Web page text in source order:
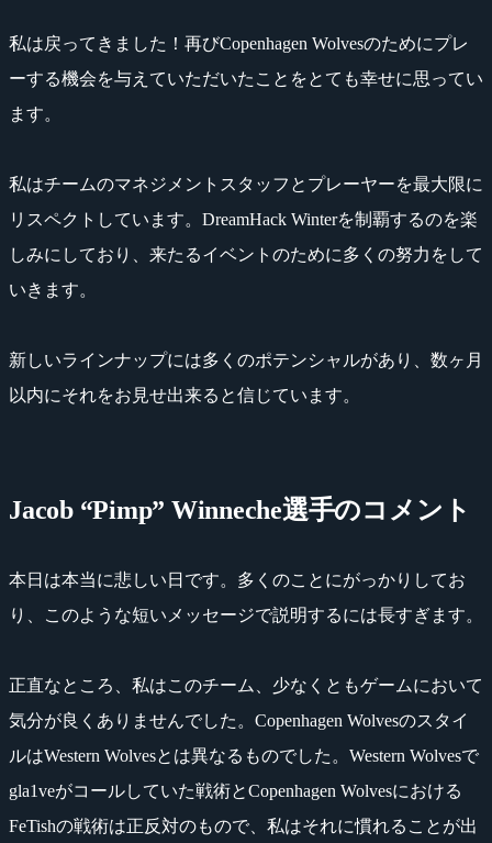
私は戻ってきました！再びCopenhagen Wolvesのためにプレ
ーする機会を与えていただいたことをとても幸せに思ってい
ます。
私はチームのマネジメントスタッフとプレーヤーを最大限に
リスペクトしています。DreamHack Winterを制覇するのを楽
しみにしており、来たるイベントのために多くの努力をして
いきます。
新しいラインナップには多くのポテンシャルがあり、数ヶ月
以内にそれをお見せ出来ると信じています。
Jacob “Pimp” Winneche選手のコメント
本日は本当に悲しい日です。多くのことにがっかりしてお
り、このような短いメッセージで説明するには長すぎます。
正直なところ、私はこのチーム、少なくともゲームにおいて
気分が良くありませんでした。Copenhagen Wolvesのスタイ
ルはWestern Wolvesとは異なるものでした。Western Wolvesで
gla1veがコールしていた戦術とCopenhagen Wolvesにおける
FeTishの戦術は正反対のもので、私はそれに慣れることが出